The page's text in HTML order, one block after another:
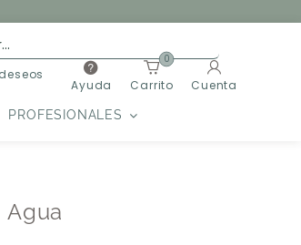
Ayuda Carrito
0
Cuenta
PROFESIONALES